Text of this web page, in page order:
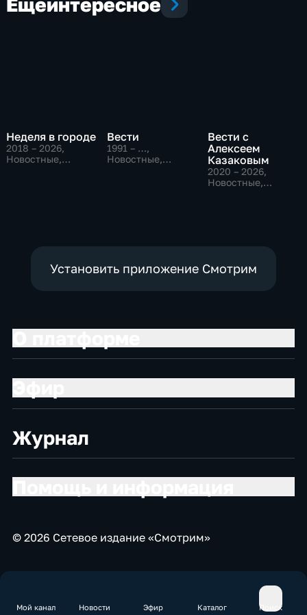
Мой канал Новости Эфир Каталог Поиск
Неделя в городе
2018 – 2026,
Новостные,
Вести
1991 – …,
Новостные,
Вести с
Алексеем
Казаковым
2020 – 2026,
Новостные,
Установить приложение Смотрим
Журнал
© 2026 Сетевое издание «Смотрим»